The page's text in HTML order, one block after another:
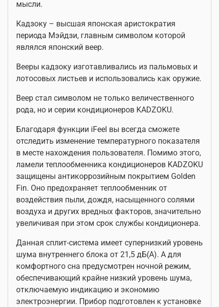
мысли.
Кадзоку – высшая японская аристократия
периода Мэйдзи, главным символом которой
являлся японский веер.
Вееры кадзоку изготавливались из пальмовых и
лотосовых листьев и использовались как оружие.
Веер стал символом не только величественного
рода, но и серии кондиционеров KADZOKU.
Благодаря функции iFeel вы всегда сможете
отследить изменение температурного показателя
в месте нахождения пользователя. Помимо этого,
ламели теплообменника кондиционеров KADZOKU
защищены антикоррозийным покрытием Golden
Fin. Оно предохраняет теплообменник от
воздействия пыли, дождя, насыщенного солями
воздуха и других вредных факторов, значительно
увеличивая при этом срок службы кондиционера.
Данная сплит-система имеет супернизкий уровень
шума внутреннего блока от 21,5 дБ(А). А для
комфортного сна предусмотрен ночной режим,
обеспечивающий крайне низкий уровень шума,
отключаемую индикацию и экономию
электроэнергии. Прибор подготовлен к установке